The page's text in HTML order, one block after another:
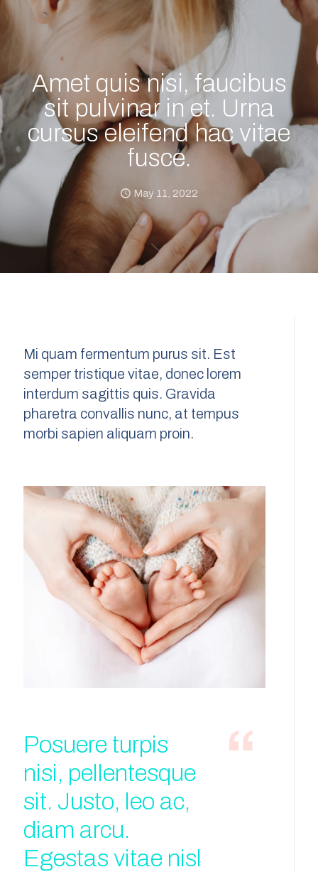
Amet quis nisi, faucibus
sit pulvinar in et. Urna
cursus eleifend hac vitae
fusce.
May 11, 2022
Mi quam fermentum purus sit. Est
semper tristique vitae, donec lorem
interdum sagittis quis. Gravida
pharetra convallis nunc, at tempus
morbi sapien aliquam proin.
Posuere turpis
nisi, pellentesque
sit. Justo, leo ac,
diam arcu.
Egestas vitae nisl